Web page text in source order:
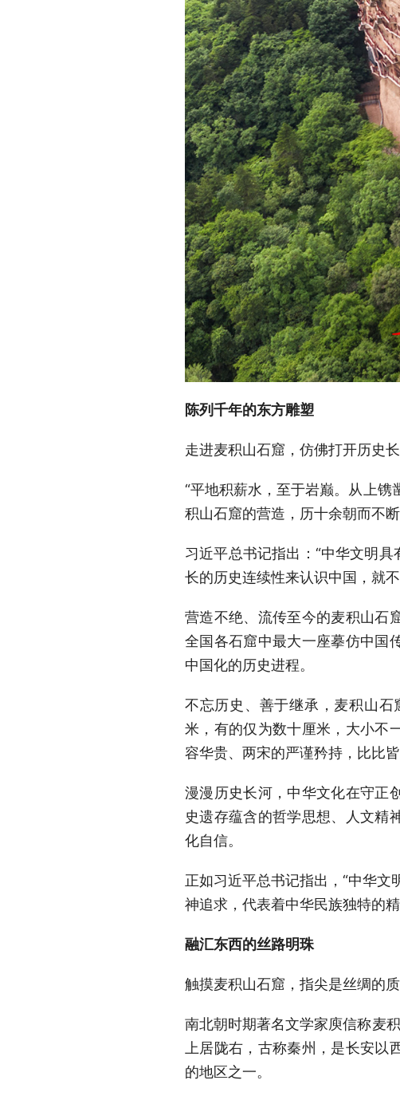
陈列千年的东方雕塑
走进麦积山石窟，仿佛打开历史长
“平地积薪水，至于岩巅。从上
积山石窟的营造，历十余朝而不断
习近平总书记指出：“中华文明
长的历史连续性来认识中国，就
营造不绝、流传至今的麦积山石
全国各石窟中最大一座摹仿中国
中国化的历史进程。
不忘历史、善于继承，麦积山
米，有的仅为数十厘米，大小不
容华贵、两宋的严谨矜持，比比
漫漫历史长河，中华文化在守正
史遗存蕴含的哲学思想、人文精
化自信。
正如习近平总书记指出，“中华
神追求，代表着中华民族独特的
融汇东西的丝路明珠
触摸麦积山石窟，指尖是丝绸的质
南北朝时期著名文学家庾信称麦
上居陇右，古称秦州，是长安
的地区之一。